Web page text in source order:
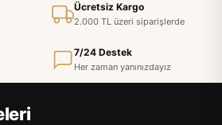
Ücretsiz Kargo
2.000 TL üzeri siparişlerde
7/24 Destek
Her zaman yanınızdayız